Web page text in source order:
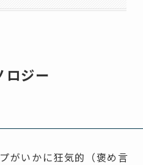
ロジー
がいかに狂気的（褒め言